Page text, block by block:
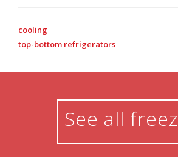
cooling
top-bottom refrigerators
See all